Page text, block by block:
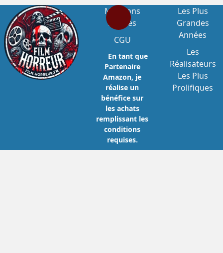
Mentions
Légales
CGU
En tant que
Partenaire
Amazon, je
réalise un
bénéfice sur
les achats
remplissant les
conditions
requises.
Les Plus
Grandes
Années
Les
Réalisateurs
Les Plus
Prolifiques